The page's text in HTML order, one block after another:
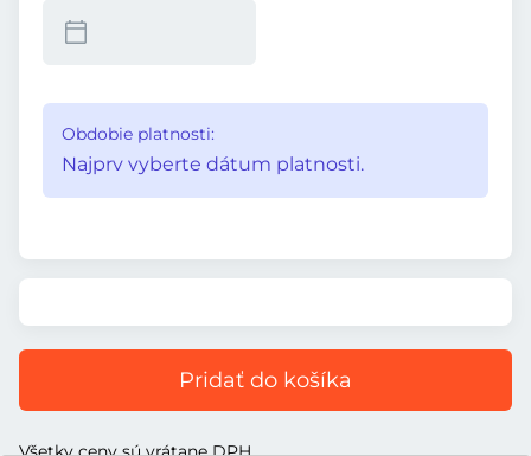
Obdobie platnosti:
Najprv vyberte dátum platnosti.
Pridať do košíka
Všetky ceny sú vrátane DPH.